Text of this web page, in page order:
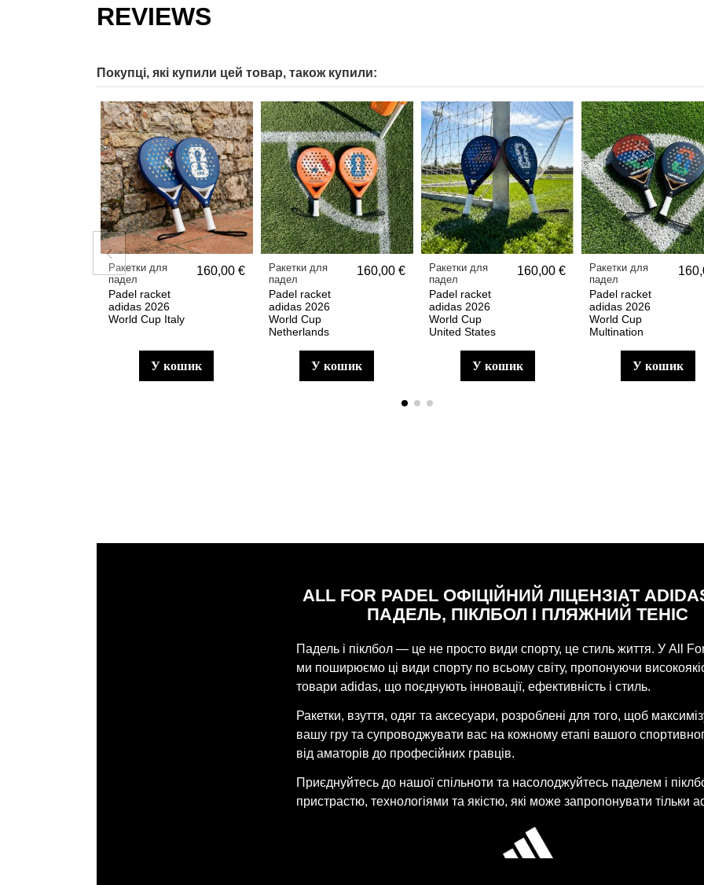
REVIEWS
Покупці, які купили цей товар, також купили:
Ракетки для
падел
Padel racket
adidas 2026
World Cup Italy
160,00 €
у кошик
Ракетки для
падел
Padel racket
adidas 2026
World Cup
Netherlands
160,00 €
у кошик
Ракетки для
падел
Padel racket
adidas 2026
World Cup
United States
160,00 €
у кошик
Ракетки для
падел
Padel racket
adidas 2026
World Cup
Multination
у кошик
ALL FOR PADEL ОФІЦІЙНИЙ ЛІЦЕНЗІАТ
ПАДЕЛЬ, ПІКЛБОЛ І ПЛЯЖНИЙ ТЕНІС
Падель і піклбол — це не просто види спорту, це стиль життя. У All
ми поширюємо ці види спорту по всьому світу, пропонуючи
товари adidas, що поєднують інновації, ефективність і стиль.
Ракетки, взуття, одяг та аксесуари, розроблені для того, щоб
вашу гру та супроводжувати вас на кожному етапі вашого
від аматорів до професійних гравців.
Приєднуйтесь до нашої спільноти та насолоджуйтесь паделем і
пристрастю, технологіями та якістю, які може запропонувати тільки